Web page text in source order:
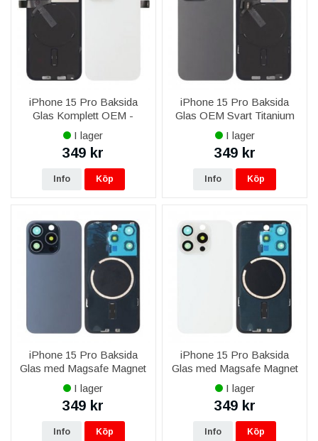
iPhone 15 Pro Baksida
Glas Komplett OEM -
Titanvit
I lager
349 kr
Info Köp
iPhone 15 Pro Baksida
Glas OEM Svart Titanium
med smådelar Magsafe
Magnet
I lager
349 kr
Info Köp
iPhone 15 Pro Baksida
Glas med Magsafe Magnet
- Blå
I lager
349 kr
Info Köp
iPhone 15 Pro Baksida
Glas med Magsafe Magnet
- Vit
I lager
349 kr
Info Köp